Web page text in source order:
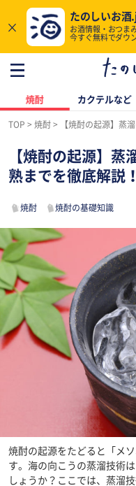
×
たのしいお酒
お酒情報・おつま
今すぐ無料でダウ
焼酎 カクテルなど
TOP 焼酎 【焼酎の起源】蒸
【焼酎の起源】蒸
熟までを徹底解説！
焼酎 焼酎の基礎知識
焼酎の起源をたどると「メ
す。海の向こうの蒸溜技術
しょうか？ここでは、蒸溜